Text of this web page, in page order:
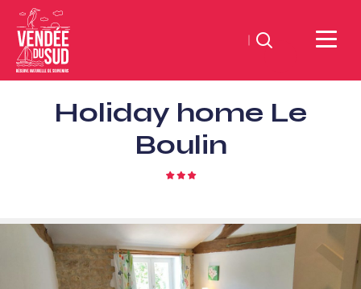
Sud
Vendée
Search
Holiday home Le
Boulin
3